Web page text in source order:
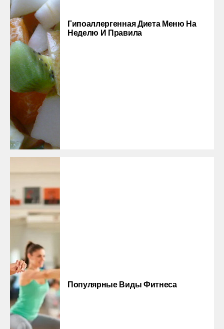
Гипоаллергенная Диета Меню На
Неделю И Правила
Популярные Виды Фитнеса